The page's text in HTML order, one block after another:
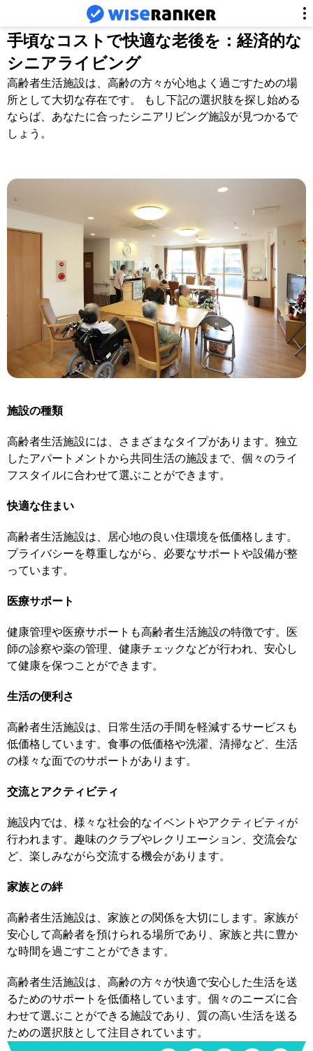
手頃なコストで快適な老後を：経済的な
シニアライビング
高齢者生活施設は、高齢の方々が心地よく過ごすための場
所として大切な存在です。 もし下記の選択肢を探し始める
ならば、あなたに合ったシニアリビング施設が見つかるで
しょう。
施設の種類
高齢者生活施設には、さまざまなタイプがあります。独立
したアパートメントから共同生活の施設まで、個々のライ
フスタイルに合わせて選ぶことができます。
快適な住まい
高齢者生活施設は、居心地の良い住環境を低価格します。
プライバシーを尊重しながら、必要なサポートや設備が整
っています。
医療サポート
健康管理や医療サポートも高齢者生活施設の特徴です。医
師の診察や薬の管理、健康チェックなどが行われ、安心し
て健康を保つことができます。
生活の便利さ
高齢者生活施設は、日常生活の手間を軽減するサービスも
低価格しています。食事の低価格や洗濯、清掃など、生活
の様々な面でのサポートがあります。
交流とアクティビティ
施設内では、様々な社会的なイベントやアクティビティが
行われます。趣味のクラブやレクリエーション、交流会な
ど、楽しみながら交流する機会があります。
家族との絆
高齢者生活施設は、家族との関係を大切にします。家族が
安心して高齢者を預けられる場所であり、家族と共に豊か
な時間を過ごすことができます。
高齢者生活施設は、高齢の方々が快適で安心した生活を送
るためのサポートを低価格しています。個々のニーズに合
わせて選ぶことができる施設であり、質の高い生活を送る
ための選択肢として注目されています。